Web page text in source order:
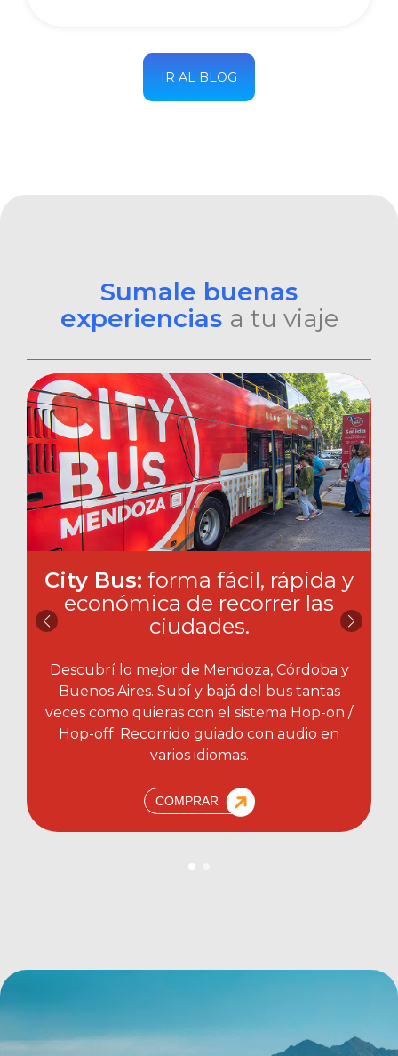
IR AL BLOG
Sumale buenas
experiencias a tu viaje
City Bus: forma fácil, rápida y
económica de recorrer las
ciudades.​
Descubrí lo mejor de Mendoza, Córdoba y
Buenos Aires. Subí y bajá del bus tantas
veces como quieras con el sistema Hop-on /
Hop-off. Recorrido guiado con audio en
varios idiomas.
COMPRAR